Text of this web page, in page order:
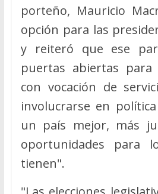
porteño, Mauricio
opción para las
y reiteró que ese
puertas abiertas para
con vocación de
involucrarse en
un país mejor, más
oportunidades para
tienen".